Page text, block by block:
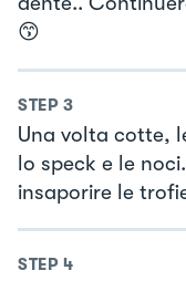
😙
STEP 3
Una volta cotte,
lo speck e le
insaporire le
STEP 4